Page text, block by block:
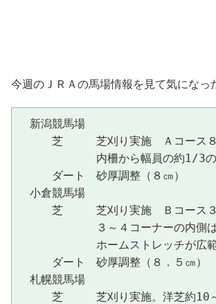
今週のＪＲＡの馬場情報を見て気になっ
新潟競馬場
芝　　　芝刈り実施　Ａコース８
内柵から幅員の約1/3の部分に
ダート　砂厚調整（８㎝）
小倉競馬場
芝　　　芝刈り実施　Ｂコース３
３～４コーナーの内側はだい
ホームストレッチが広範囲
ダート　砂厚調整（８．５㎝）
札幌競馬場
芝　　　芝刈り実施。洋芝約10～